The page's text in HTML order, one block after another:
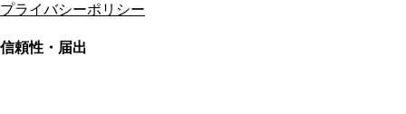
プライバシーポリシー
信頼性・届出